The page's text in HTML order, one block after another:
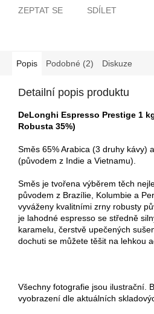
ZEPTAT SE SDÍLET
Popis Podobné (2) Diskuze
Detailní popis produktu
DeLonghi Espresso Prestige 1
Robusta 35%)
Směs 65% Arabica (3 druhy kávy)
(původem z Indie a Vietnamu).
Směs je tvořena výběrem těch
původem z Brazílie, Kolumbie a
vyváženy kvalitními zrny robusty
je lahodné espresso se středně
karamelu, čerstvě upečených
dochuti se můžete těšit na lehkou
Všechny fotografie jsou ilustrační.
vyobrazení dle aktuálních